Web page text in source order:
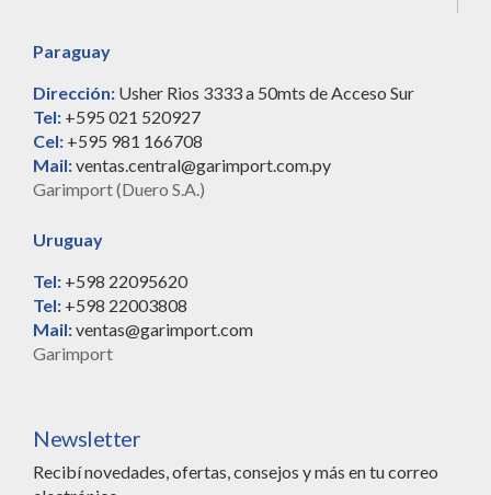
Paraguay
Dirección: Usher Rios 3333 a 50mts de Acceso Sur
Tel: +595 021 520927
Cel: +595 981 166708
Mail:ventas.central@garimport.com.py
Garimport (Duero S.A.)
Uruguay
Tel: +598 22095620
Tel: +598 22003808
Mail:ventas@garimport.com
Garimport
Newsletter
Recibí novedades, ofertas, consejos y más en tu correo